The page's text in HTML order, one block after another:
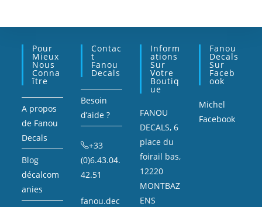
Pour
Mieux
Nous
Conna
Ître
A propos
de Fanou
Decals
Blog
décalcom
anies
Contac
T
Fanou
Decals
Besoin
d’aide ?
+33
(0)6.43.04.
42.51
fanou.dec
Inform
Ations
Sur
Votre
Boutiq
Ue
FANOU
DECALS, 6
place du
foirail bas,
12220
MONTBAZ
ENS
Fanou
Decals
Sur
Faceb
Ook
Michel
Facebook